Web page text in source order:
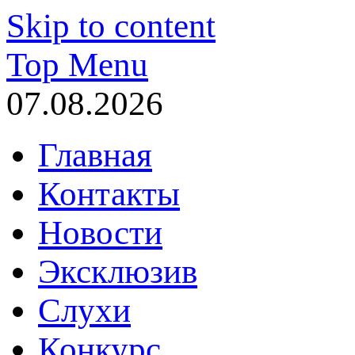
Skip to content
Top Menu
07.08.2026
Главная
Контакты
Новости
Эксклюзив
Слухи